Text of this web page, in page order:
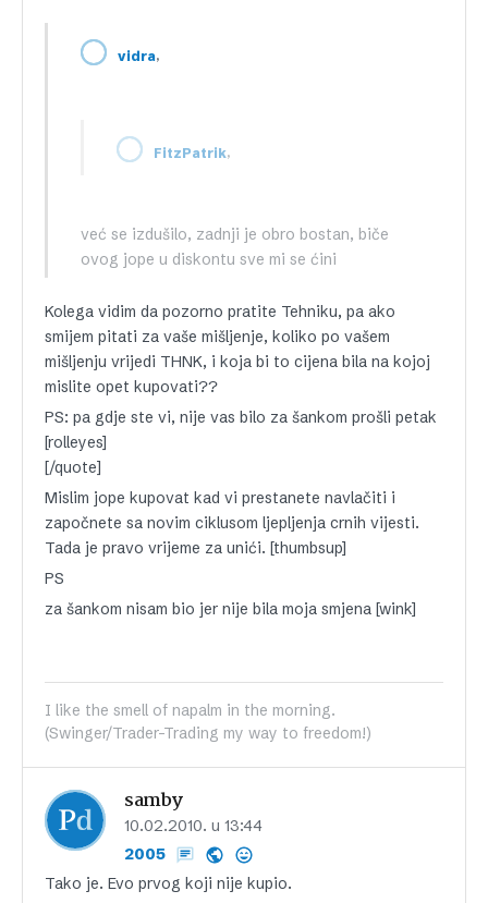
vidra,
FitzPatrik,
već se izdušilo, zadnji je obro bostan, biče
ovog jope u diskontu sve mi se ćini
Kolega vidim da pozorno pratite Tehniku, pa ako
smijem pitati za vaše mišljenje, koliko po vašem
mišljenju vrijedi THNK, i koja bi to cijena bila na kojoj
mislite opet kupovati??
PS: pa gdje ste vi, nije vas bilo za šankom prošli petak
[rolleyes]
[/quote]
Mislim jope kupovat kad vi prestanete navlačiti i
započnete sa novim ciklusom ljepljenja crnih vijesti.
Tada je pravo vrijeme za unići. [thumbsup]
PS
za šankom nisam bio jer nije bila moja smjena [wink]
I like the smell of napalm in the morning.
(Swinger/Trader-Trading my way to freedom!)
samby
10.02.2010. u 13:44
2005
Tako je. Evo prvog koji nije kupio.